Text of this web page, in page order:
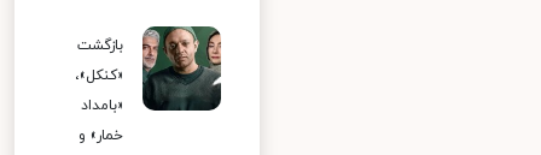
بازگشت
«کنکل»،
«بامداد
خمار» و